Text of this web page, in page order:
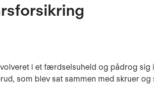
i et færdselsuheld og pådrog sig
som blev sat sammen med skruer og